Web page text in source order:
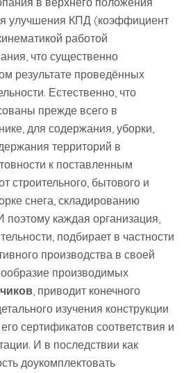
улучшения КПД (коэффициент
работой
что существенно
результате проведённых
Естественно, что
прежде всего в
для содержания, уборки,
территорий в
к поставленным
строительного, бытового и
снега, складированию
каждая организация,
подбирает в частности
производства в своей
производимых
, приводит конечного
изучения конструкции
сертификатов соответствия и
И в последствии как
доукомплектовать